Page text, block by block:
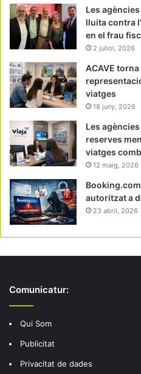
Les
lluita contra
en el frau
2 juliol, 2026
ACAVE
viatges
18 juny, 2026
Les
reserves
viatges
12 maig, 2026
autoritzat a
23 abril, 2026
Comunicatur:
Qui Som
Publicitat
Privacitat de dades